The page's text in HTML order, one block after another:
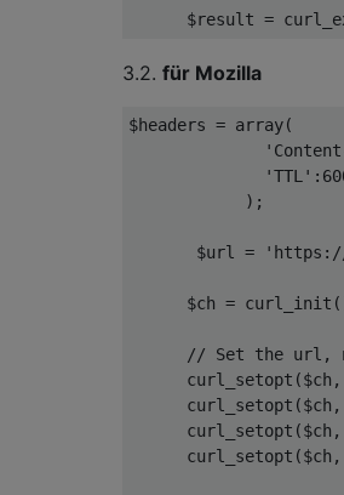
      $result
=
3.2. für Mozilla
$headers = array(
'TTL' :
);
       $url
= 'https://
      $ch
= curl_init
// Set the url,
      curl_setopt
($ch ,
      curl_setopt
($ch ,
      curl_setopt
($ch ,
      curl_setopt
($ch ,